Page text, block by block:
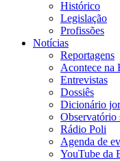
Histórico
Legislação
Profissões
Notícias
Reportagens
Acontece na
Entrevistas
Dossiês
Dicionário
Observatório
Rádio Poli
Agenda de
YouTube da